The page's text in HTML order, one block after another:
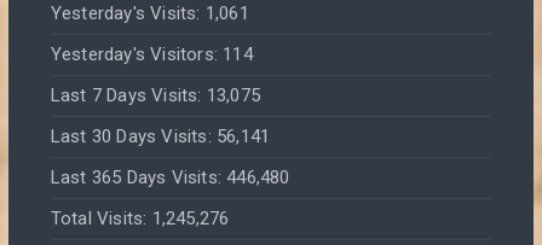
Yesterday's Visits: 1,061
Yesterday's Visitors: 114
Last 7 Days Visits: 13,075
Last 30 Days Visits: 56,141
Last 365 Days Visits:446,480
Total Visits: 1,245,276